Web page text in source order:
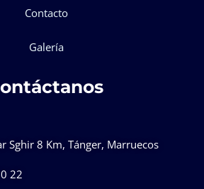
Contacto
Galería
Sghir 8 Km, Tánger, Marruecos
22